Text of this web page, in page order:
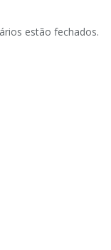
estão fechados.